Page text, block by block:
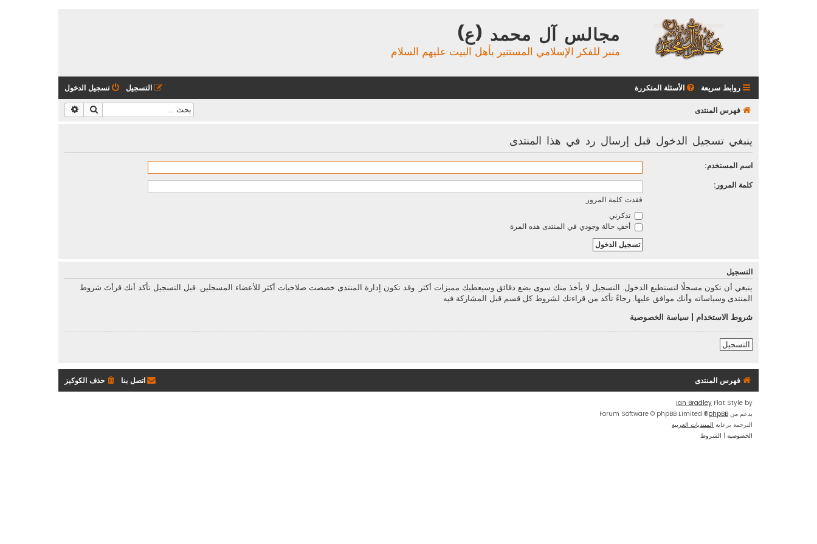
مجالس آل محمد (ع)
منبر للفكر الإسلامي المستنير بأهل البيت عليهم السلام
روابط سريعة الأسئلة المتكررة تسجيل الدخول التسجيل
فهرس المنتدى بحث
ينبغي تسجيل الدخول قبل إرسال رد في هذا المنتدى
اسم المستخدم:
كلمة المرور:
فقدت كلمة المرور
تذكرني
أخفِ حالة وجودي في المنتدى هذه المرة
التسجيل
ينبغي أن تكون مسجلًا لتستطيع الدخول. التسجيل لا يأخذ منك سوى بضع دقائق وسيعطيك مميزات أكثر. وقد تكون إدارة المنتدى خصصت صلاحيات أكثر للأعضاء المسجلين. قبل التسجيل تأكد أنك قرأتَ شروط
المنتدى وسياساته وأنك موافق عليها. رجاءً تأكد من قراءتك لشروط كل قسم قبل المشاركة فيه
شروط الاستخدام
سياسة الخصوصية
التسجيل
فهرس المنتدى حذف الكوكيز اتصل بنا
Flat Style by
Ian Bradley
بدعم من phpBB
® Forum Software © phpBB Limited
الترجمة برعاية المنتديات العربية
الخصوصية | الشروط